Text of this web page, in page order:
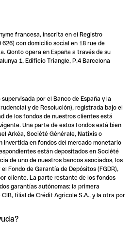
francesa, inscrita en el Registro
626) con domicilio social en 18 rue de
Qonto opera en España a través de su
1, Edificio Triangle, P.4 Barcelona
por el Banco de España y la
y de Resolución), registrada bajo el
de los fondos de nuestros clientes está
Una parte de estos fondos está bien
Arkéa, Société Générale, Natixis o
invertida en fondos del mercado monetario
están depositados en Société
de uno de nuestros bancos asociados, los
Fondo de Garantía de Depósitos (FGDR),
cliente. La parte restante de los fondos
garantías autónomas: la primera
filial de Crédit Agricole S.A., y la otra por